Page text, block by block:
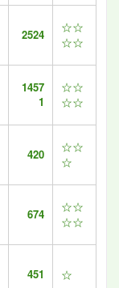
2524
☆☆
☆☆
1457
1
☆☆
☆☆
420
☆☆
☆
674
☆☆
☆☆
451 ☆